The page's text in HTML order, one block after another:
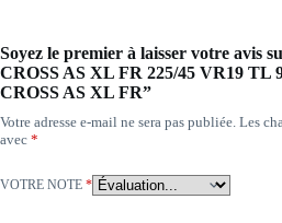
Soyez le premier à laisser votre avis
CROSS AS XL FR 225/45 VR19 TL
CROSS AS XL FR”
Votre adresse e-mail ne sera pas publiée. Les
avec *
VOTRE NOTE *